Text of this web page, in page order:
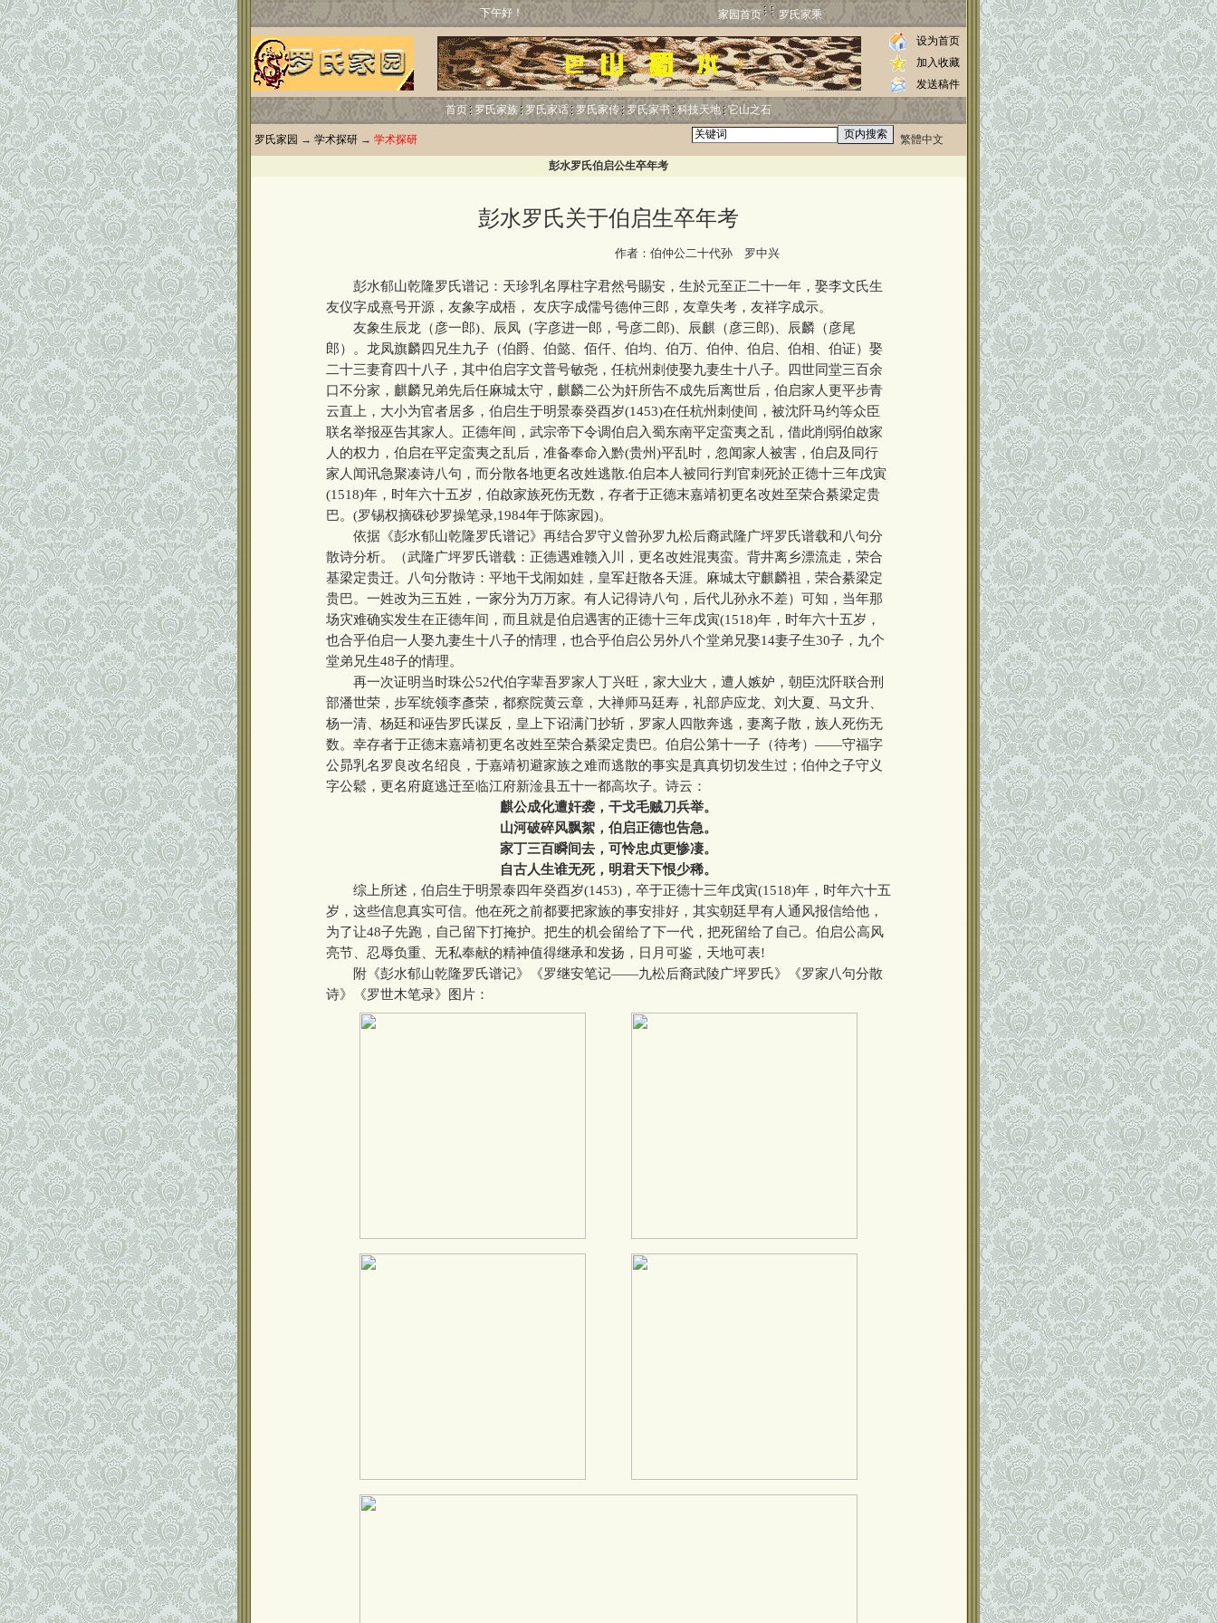
下午好！ 家园首页 罗氏家乘
设为首页
加入收藏
发送稿件
首页 罗氏家族 罗氏家话 罗氏家传 罗氏家书 科技天地 它山之石
罗氏家园 → 学术探研 → 学术探研 繁體中文
彭水罗氏伯启公生卒年考
彭水罗氏关于伯启生卒年考
作者：伯仲公二十代孙 罗中兴
彭水郁山乾隆罗氏谱记：天珍乳名厚柱字君然号賜安，生於元至正二十一年，娶李文氏生
友仪字成熹号开源，友象字成梧， 友庆字成儒号德仲三郎，友章失考，友祥字成示。
友象生辰龙（彦一郎)、辰凤（字彦进一郎，号彦二郎)、辰麒（彦三郎)、辰麟（彦尾
郎）。龙凤旗麟四兄生九子（伯爵、伯懿、佰仟、伯均、伯万、伯仲、伯启、伯相、伯证）娶
二十三妻育四十八子，其中伯启字文普号敏尧，任杭州刺使娶九妻生十八子。四世同堂三百余
口不分家，麒麟兄弟先后任麻城太守，麒麟二公为奸所告不成先后离世后，伯启家人更平步青
云直上，大小为官者居多，伯启生于明景泰癸酉岁(1453)在任杭州刺使间，被沈阡马约等众臣
联名举报巫告其家人。正德年间，武宗帝下令调伯启入蜀东南平定蛮夷之乱，借此削弱伯啟家
人的权力，伯启在平定蛮夷之乱后，准备奉命入黔(贵州)平乱时，忽闻家人被害，伯启及同行
家人闻讯急聚凑诗八句，而分散各地更名改姓逃散.伯启本人被同行判官刺死於正德十三年戊寅
(1518)年，时年六十五岁，伯啟家族死伤无数，存者于正德末嘉靖初更名改姓至荣合綦梁定贵
巴。(罗锡权摘硃砂罗操笔录,1984年于陈家园)。
依据《彭水郁山乾隆罗氏谱记》再结合罗守义曾孙罗九松后裔武隆广坪罗氏谱载和八句分
散诗分析。（武隆广坪罗氏谱载：正德遇难赣入川，更名改姓混夷蛮。背井离乡漂流走，荣合
基梁定贵迁。八句分散诗：平地干戈闹如娃，皇军赶散各天涯。麻城太守麒麟祖，荣合綦梁定
贵巴。一姓改为三五姓，一家分为万万家。有人记得诗八句，后代儿孙永不差）可知，当年那
场灾难确实发生在正德年间，而且就是伯启遇害的正德十三年戊寅(1518)年，时年六十五岁，
也合乎伯启一人娶九妻生十八子的情理，也合乎伯启公另外八个堂弟兄娶14妻子生30子，九个
堂弟兄生48子的情理。
再一次证明当时珠公52代伯字辈吾罗家人丁兴旺，家大业大，遭人嫉妒，朝臣沈阡联合刑
部潘世荣，步军统领李彥荣，都察院黄云章，大禅师马廷寿，礼部庐应龙、刘大夏、马文升、
杨一清、杨廷和诬告罗氏谋反，皇上下诏满门抄斩，罗家人四散奔逃，妻离子散，族人死伤无
数。幸存者于正德末嘉靖初更名改姓至荣合綦梁定贵巴。伯启公第十一子（待考）——守福字
公昴乳名罗良改名绍良，于嘉靖初避家族之难而逃散的事实是真真切切发生过；伯仲之子守义
字公鬆，更名府庭逃迁至临江府新淦县五十一都高坎子。诗云：
麒公成化遭奸袭，干戈毛贼刀兵举。
山河破碎风飘絮，伯启正德也告急。
家丁三百瞬间去，可怜忠贞更惨凄。
自古人生谁无死，明君天下恨少稀。
综上所述，伯启生于明景泰四年癸酉岁(1453)，卒于正德十三年戊寅(1518)年，时年六十五
岁，这些信息真实可信。他在死之前都要把家族的事安排好，其实朝廷早有人通风报信给他，
为了让48子先跑，自己留下打掩护。把生的机会留给了下一代，把死留给了自己。伯启公高风
亮节、忍辱负重、无私奉献的精神值得继承和发扬，日月可鉴，天地可表!
附《彭水郁山乾隆罗氏谱记》《罗继安笔记——九松后裔武陵广坪罗氏》《罗家八句分散
诗》《罗世木笔录》图片：